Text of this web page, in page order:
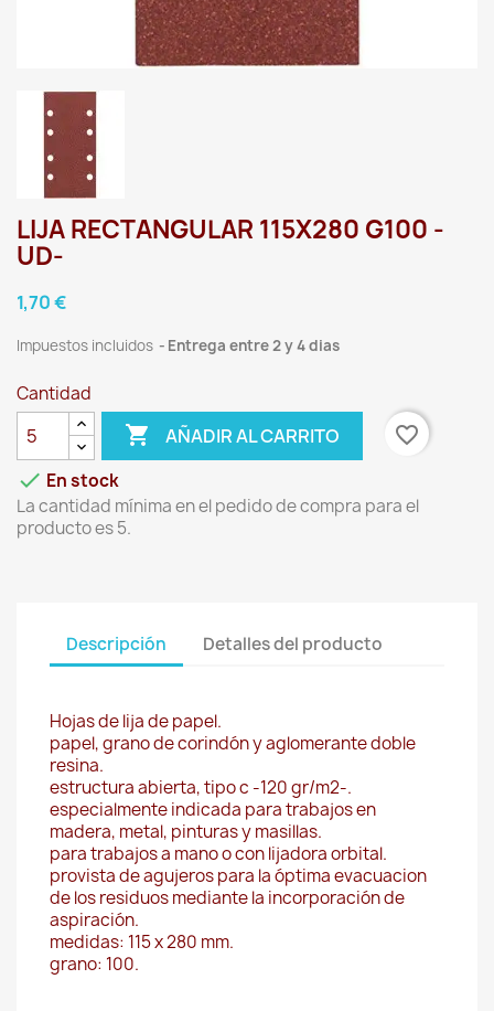
LIJA RECTANGULAR 115X280 G100 -
UD-
1,70 €
Impuestos incluidos Entrega entre 2 y 4 dias
Cantidad
 AÑADIR AL CARRITO
favorite_border
 En stock
La cantidad mínima en el pedido de compra para el
producto es 5.
Descripción Detalles del producto
Hojas de lija de papel.
papel, grano de corindón y aglomerante doble
resina.
estructura abierta, tipo c -120 gr/m2-.
especialmente indicada para trabajos en
madera, metal, pinturas y masillas.
para trabajos a mano o con lijadora orbital.
provista de agujeros para la óptima evacuacion
de los residuos mediante la incorporación de
aspiración.
medidas: 115 x 280 mm.
grano: 100.